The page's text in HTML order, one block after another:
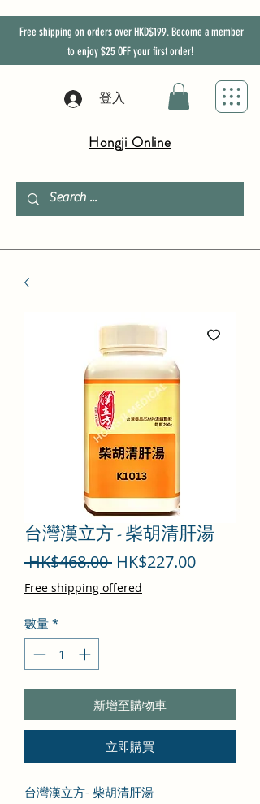
Free shipping on orders over HKD$199. Become a member
to enjoy$25 OFFyour first order!
登入
Hongji Online
台灣漢立方 - 柴胡清肝湯
HK$468.00 一
般
HK$227.00促
Free shipping offered
數量 *
新增至購物車
立即購買
台灣漢立方- 柴胡清肝湯